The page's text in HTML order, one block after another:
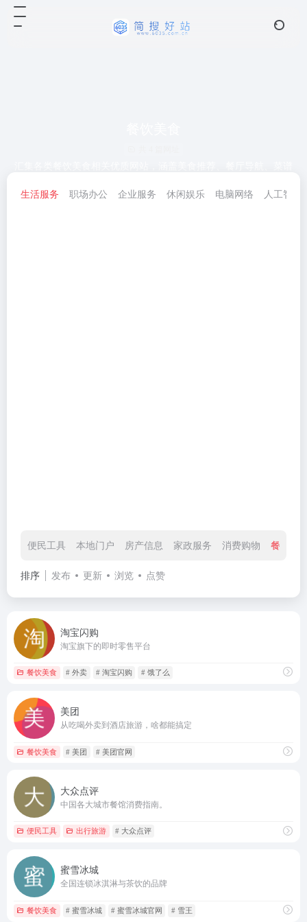
生活服务
职场办公 企业服务 休闲娱乐 电脑网络 人工智能
便民工具 本地门户 房产信息 家政服务 消费购物 餐饮美
排序 发布 更新 浏览 点赞
淘宝闪购
淘宝旗下的即时零售平台
餐饮美食 # 外卖 # 淘宝闪购 # 饿了么
美团
从吃喝外卖到酒店旅游，啥都能搞定
餐饮美食 # 美团 # 美团官网
大众点评
中国各大城市餐馆消费指南。
便民工具 出行旅游 # 大众点评
蜜雪冰城
全国连锁冰淇淋与茶饮的品牌
餐饮美食 # 蜜雪冰城 # 蜜雪冰城官网 # 雪王